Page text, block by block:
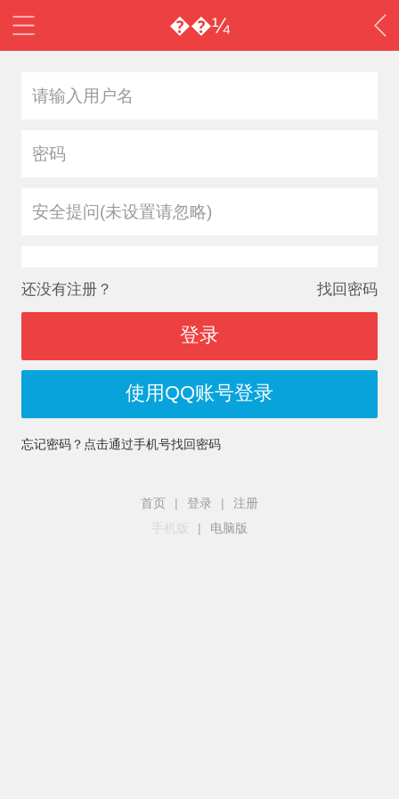
��¼
安全提问(未设置请忽略)
还没有注册？ 找回密码
登录
使用QQ账号登录
忘记密码？点击通过手机号找回密码
首页 | 登录 |
注册
手机版
| 电脑版